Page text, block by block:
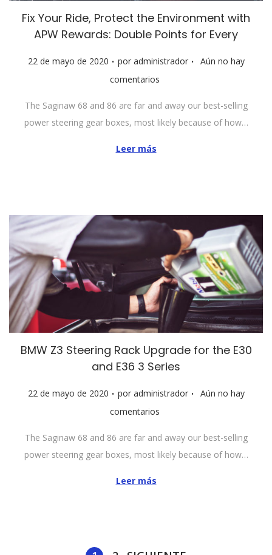
Fix Your Ride, Protect the Environment with
APW Rewards: Double Points for Every
P
l
i
e
l
22 de mayo de 2020 . por administrador . Aún no hay
comentarios
The Saginaw 68 and 86 are far and away our best-selling
power steering gear boxes, most likely because of how…
Leer más
BMW Z3 Steering Rack Upgrade for the E30
and E36 3 Series
P
l
i
22 de mayo de 2020 . por administrador . Aún no hay
comentarios
The Saginaw 68 and 86 are far and away our best-selling
power steering gear boxes, most likely because of how…
Leer más